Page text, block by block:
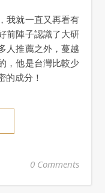
前陣子認識了大研
人推薦之外，蔓越
，他是台灣比較少
的成分！
0 Comments